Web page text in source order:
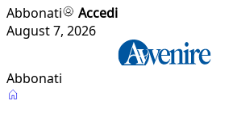
Abbonati
Accedi
August 7, 2026
Abbonati